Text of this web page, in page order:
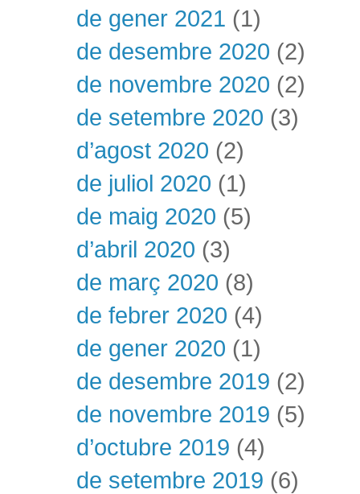
de gener 2021 (1)
de desembre 2020 (2)
de novembre 2020 (2)
de setembre 2020 (3)
d’agost 2020 (2)
de juliol 2020 (1)
de maig 2020 (5)
d’abril 2020 (3)
de març 2020 (8)
de febrer 2020 (4)
de gener 2020 (1)
de desembre 2019 (2)
de novembre 2019 (5)
d’octubre 2019 (4)
de setembre 2019 (6)